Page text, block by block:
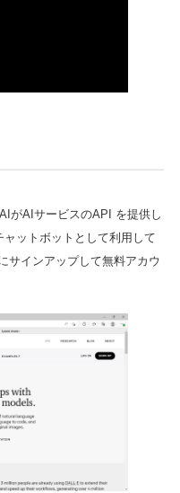
がAIサービスのAPI を提供し
ットボットとして利用して
サインアップして無料アカウ